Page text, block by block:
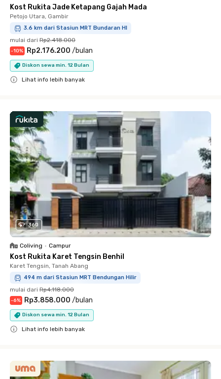
Kost Rukita Jade Ketapang Gajah Mada
Petojo Utara, Gambir
3.6 km dari Stasiun MRT Bundaran HI
mulai dari Rp2.418.000
-10% Rp2.176.200 /bulan
Diskon sewa min. 12 Bulan
Lihat info lebih banyak
360
Coliving • Campur
Kost Rukita Karet Tengsin Benhil
Karet Tengsin, Tanah Abang
494 m dari Stasiun MRT Bendungan Hilir
mulai dari Rp4.118.000
-6% Rp3.858.000 /bulan
Diskon sewa min. 12 Bulan
Lihat info lebih banyak